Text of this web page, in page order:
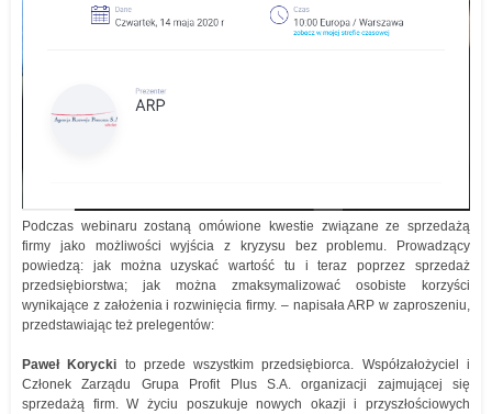
Podczas webinaru zostaną omówione kwestie związane ze sprzedażą
firmy jako możliwości wyjścia z kryzysu bez problemu. Prowadzący
powiedzą: jak można uzyskać wartość tu i teraz poprzez sprzedaż
przedsiębiorstwa; jak można zmaksymalizować osobiste korzyści
wynikające z założenia i rozwinięcia firmy. – napisała ARP w zaproszeniu,
przedstawiając też prelegentów:
Paweł Korycki to przede wszystkim przedsiębiorca. Współzałożyciel i
Członek Zarządu Grupa Profit Plus S.A. organizacji zajmującej się
sprzedażą firm. W życiu poszukuje nowych okazji i przyszłościowych